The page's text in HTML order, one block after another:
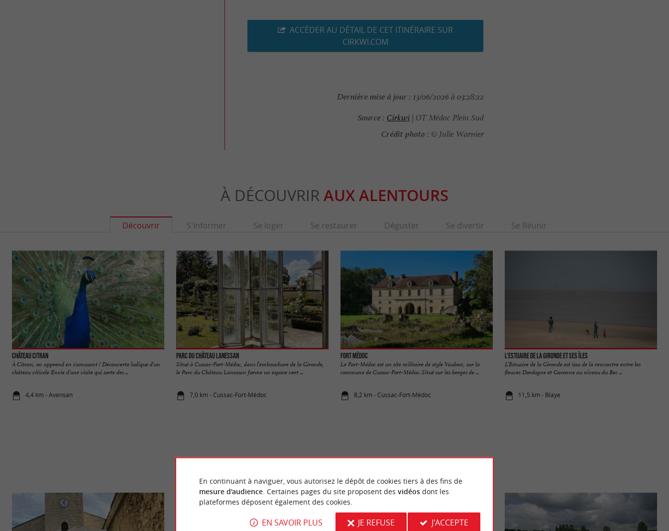
ACCÉDER AU DÉTAIL DE CET ITINÉRAIRE SUR
CIRKWI.COM
Dernière mise à jour : 13/06/2026 à 03:28:22
Source : Cirkwi| OT Médoc Plein Sud
Crédit photo : © Julie Warnier
À DÉCOUVRIR AUX ALENTOURS
Découvrir S'informer Se loger Se restaurer Déguster Se divertir Se Réunir
Château Citran
À Citran, on apprend en s'amusant ! Découverte ludique d'un
château viticole Envie d'une visite qui sorte des ...
4,4 km - Avensan
Parc du Château Lanessan
Situé à Cussac-Fort-Médoc, dans l’embouchure de la Gironde,
le Parc du Château Lanessan forme un espace vert ...
7,0 km - Cussac-Fort-Médoc
Fort Médoc
Le Fort-Médoc est un site militaire de style Vauban, sur la
commune de Cussac-Fort-Médoc. Situé sur les berges de ...
8,2 km - Cussac-Fort-Médoc
L'Estuaire de la Gironde et ses îles
L’Estuaire de la Gironde est issu de la rencontre entre les
fleuves Dordogne et Garonne au niveau du Bec ...
11,5 km - Blaye
En continuant à naviguer, vous autorisez le dépôt de cookies tiers à des fins de
mesure d'audience. Certaines pages du site proposent des vidéosdont les
plateformes déposent également des cookies.
EN SAVOIR PLUS JE REFUSE J'ACCEPTE